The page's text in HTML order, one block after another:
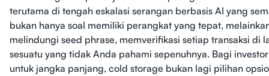
terutama di tengah eskalasi serangan berbasis AI yang
bukan hanya soal memiliki perangkat yang tepat,
melindungi seed phrase, memverifikasi setiap transaksi
sesuatu yang tidak Anda pahami sepenuhnya. Bagi
untuk jangka panjang, cold storage bukan lagi pilihan